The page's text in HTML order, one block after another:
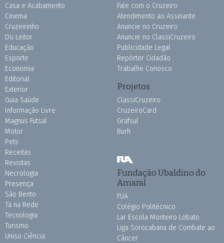
Casa e Acabamento
Cinema
Cruzeirinho
Do Leitor
Educação
Esporte
Economia
Editorial
Exterior
Guia Saúde
Informação Livre
Magnus Futsal
Motor
Pets
Receitas
Revistas
Necrologia
Presença
São Bento
Tá na Rede
Tecnologia
Turismo
Uniso Ciência
Fale com o Cruzeiro
Atendimento ao Assinante
Anuncie no Cruzeiro
Anuncie no ClassiCruzeiro
Publicidade Legal
Repórter Cidadão
Trabalhe Conosco
Projetos
ClassiCruzeiro
CruzeiroCard
Grafsul
Burh
Fundação Ubaldino do
Amaral
FUA
Colégio Politécnico
Lar Escola Monteiro Lobato
Liga Sorocabana de Combate ao
Câncer